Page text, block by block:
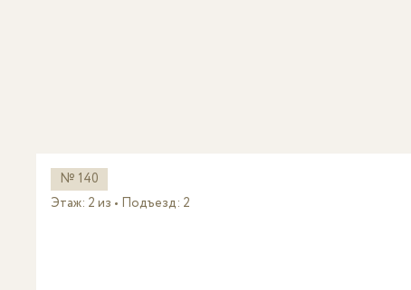
№ 140
Этаж: 2 из
Подъезд: 2